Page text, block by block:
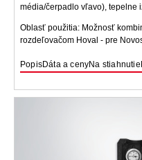
média/čerpadlo vľavo), tepelne
Oblasť použitia: Možnosť
rozdeľovačom Hoval - pre
PopisDáta a cenyNa stiahnutie